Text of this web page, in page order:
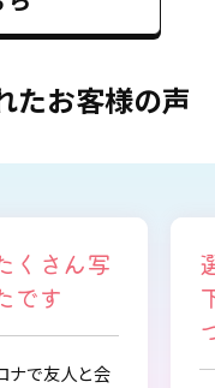
たお客様の声
になって
のを見
た